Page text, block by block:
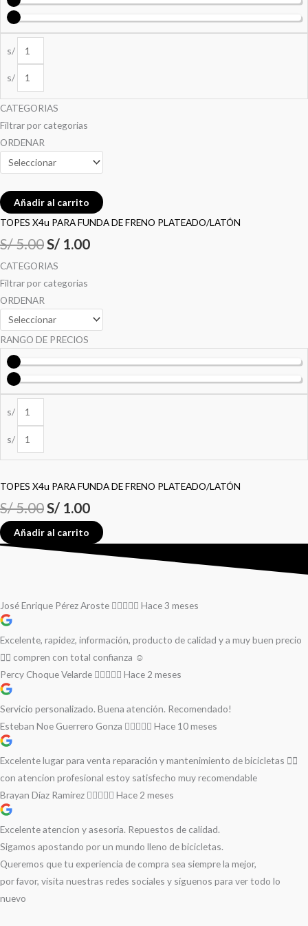
s/
s/
CATEGORIAS
Filtrar por categorias
ORDENAR
Añadir al carrito
TOPES X4u PARA FUNDA DE FRENO PLATEADO/LATÓN
S/5.00
original
S/ 1.00
actual
CATEGORIAS
Filtrar por categorias
ORDENAR
RANGO DE PRECIOS
s/
s/
TOPES X4u PARA FUNDA DE FRENO PLATEADO/LATÓN
S/5.00
original
S/ 1.00
actual
Añadir al carrito
José Enrique Pérez Aroste Hace 3 meses
Excelente, rapidez, información, producto de calidad y a muy buen precio
👌🏻 compren con total confianza ☺️
Percy Choque Velarde
Hace 2 meses
Servicio personalizado. Buena atención. Recomendado!
Esteban Noe Guerrero Gonza
Hace 10 meses
Excelente lugar para venta reparación y mantenimiento de bicicletas 🚵‍♀️
con atencion profesional estoy satisfecho muy recomendable
Brayan Díaz Ramirez
Hace 2 meses
Excelente atencion y asesoria. Repuestos de calidad.
Sigamos apostando por un mundo lleno de bicicletas.
Queremos que tu experiencia de compra sea siempre la mejor,
por favor, visita nuestras redes sociales y síguenos para ver todo lo
nuevo